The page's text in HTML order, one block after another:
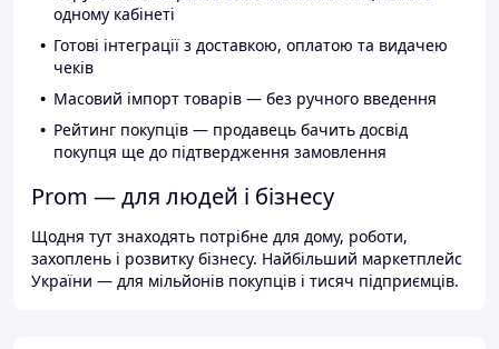
одному кабінеті
Готові інтеграції з доставкою, оплатою та видачею
чеків
Масовий імпорт товарів — без ручного введення
Рейтинг покупців — продавець бачить досвід
покупця ще до підтвердження замовлення
Prom — для людей і бізнесу
Щодня тут знаходять потрібне для дому, роботи,
захоплень і розвитку бізнесу. Найбільший маркетплейс
України — для мільйонів покупців і тисяч підприємців.